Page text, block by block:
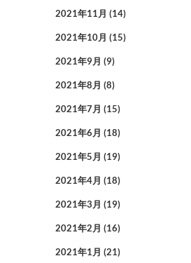
2021年11月 (14)
2021年10月 (15)
2021年9月 (9)
2021年8月 (8)
2021年7月 (15)
2021年6月 (18)
2021年5月 (19)
2021年4月 (18)
2021年3月 (19)
2021年2月 (16)
2021年1月 (21)